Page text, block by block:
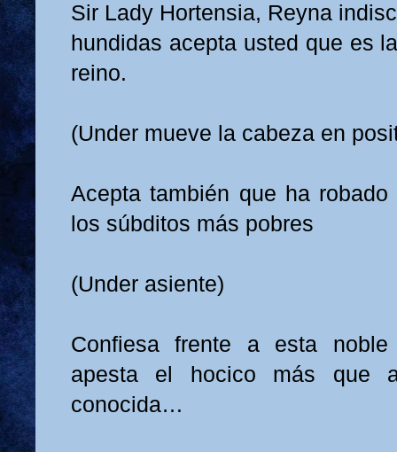
Sir Lady Hortensia, Reyna
hundidas acepta usted que es
reino.
(Under mueve la cabeza en
Acepta también que ha robado
los súbditos más pobres
(Under asiente)
Confiesa frente a esta
apesta el hocico más que
conocida…